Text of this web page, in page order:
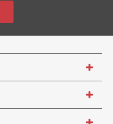
+
+